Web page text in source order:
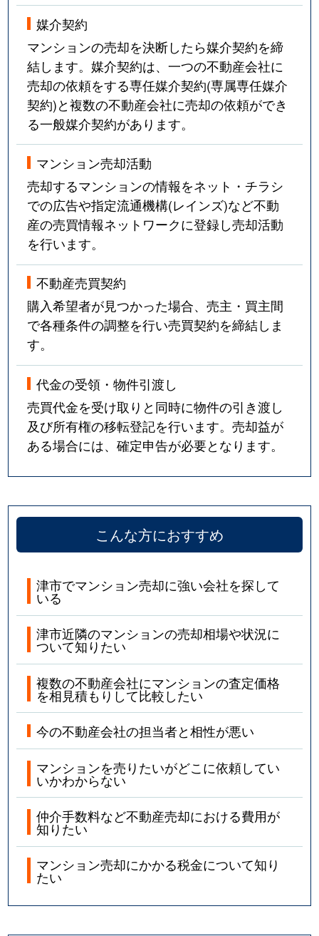
媒介契約
マンションの売却を決断したら媒介契約を締
結します。媒介契約は、一つの不動産会社に
売却の依頼をする専任媒介契約(専属専任媒介
契約)と複数の不動産会社に売却の依頼ができ
る一般媒介契約があります。
マンション売却活動
売却するマンションの情報をネット・チラシ
での広告や指定流通機構(レインズ)など不動
産の売買情報ネットワークに登録し売却活動
を行います。
不動産売買契約
購入希望者が見つかった場合、売主・買主間
で各種条件の調整を行い売買契約を締結しま
す。
代金の受領・物件引渡し
売買代金を受け取りと同時に物件の引き渡し
及び所有権の移転登記を行います。売却益が
ある場合には、確定申告が必要となります。
こんな方におすすめ
津市でマンション売却に強い会社を探して
いる
津市近隣のマンションの売却相場や状況に
ついて知りたい
複数の不動産会社にマンションの査定価格
を相見積もりして比較したい
今の不動産会社の担当者と相性が悪い
マンションを売りたいがどこに依頼してい
いかわからない
仲介手数料など不動産売却における費用が
知りたい
マンション売却にかかる税金について知り
たい